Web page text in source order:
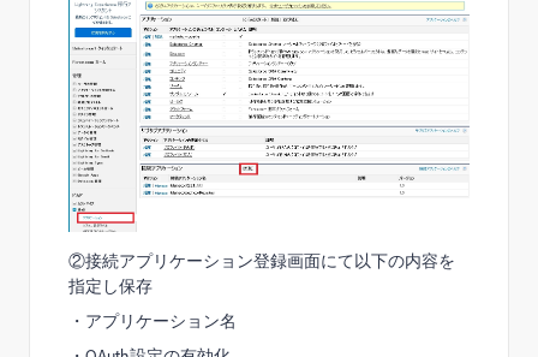
②接続アプリケーション登録画面にて以下の内容を
指定し保存
・アプリケーション名